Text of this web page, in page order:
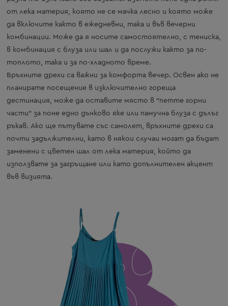
от лека материя, която не се мачка лесно и която може
да включите както в ежедневни, така и във вечерни
комбинации. Може да я носите самостоятелно, с тениска,
в комбинация с блуза или шал и да послужи както за по-
топлото, така и за по-хладното време.
Връхните дрехи са важни за комфорта вечер. Освен ако не
планирате посещение в изключително гореща
дестинация, може да оставите място в “петте горни
части” за поне едно дънково яке или памучна блуза с дълъг
ръкав. Ако ще пътувате със самолет, връхните дрехи са
почти задължителни, като в някои случаи могат да бъдат
заменени с цветен шал от лека материя, който да
използвате за загръщане или като допълнителен акцент
във визията.